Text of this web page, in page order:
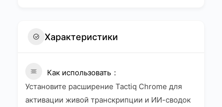
Характеристики
Как использовать
Установите расширение Tactiq Chrome для
активации живой транскрипции и ИИ-сводок